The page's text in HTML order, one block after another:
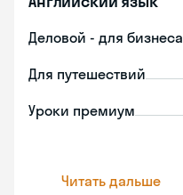
Деловой - для бизнеса
Для путешествий
Уроки премиум
Читать дальше